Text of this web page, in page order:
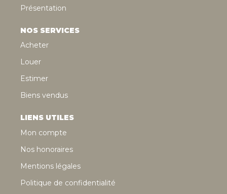
Présentation
NOS SERVICES
Acheter
Louer
Estimer
Biens vendus
LIENS UTILES
Mon compte
Nos honoraires
Mentions légales
Politique de confidentialité